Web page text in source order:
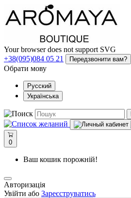
Your browser does not support SVG
+38(095)084 05 21
Передзвонити вам?
Обрати мову
Русский
Українська
0
Ваш кошик порожній!
Авторизація
Увійти або Зареєструватись